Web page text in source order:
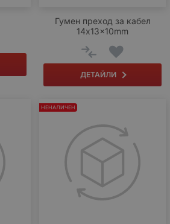
Гумен преход за кабел
14x13x10mm
ДЕТАЙЛИ
НЕНАЛИЧЕН